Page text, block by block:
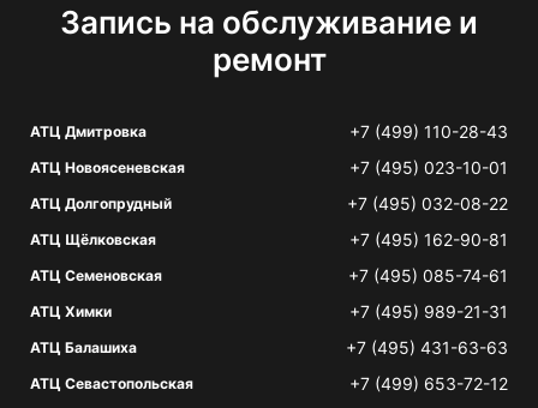
Запись на обслуживание и
ремонт
АТЦ Дмитровка +7 (499) 110-28-43
АТЦ Новоясеневская +7 (495) 023-10-01
АТЦ Долгопрудный +7 (495) 032-08-22
АТЦ Щёлковская +7 (495) 162-90-81
АТЦ Семеновская +7 (495) 085-74-61
АТЦ Химки +7 (495) 989-21-31
АТЦ Балашиха +7 (495) 431-63-63
АТЦ Севастопольская +7 (499) 653-72-12